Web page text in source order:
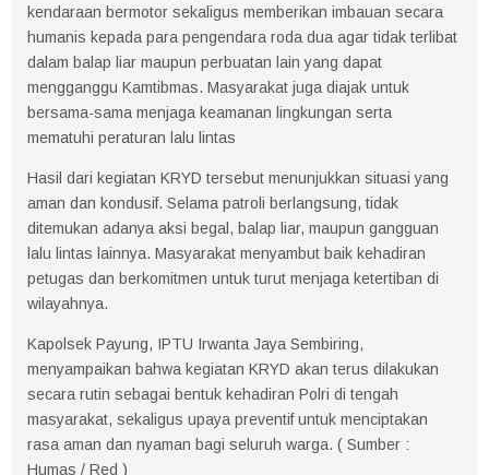
kendaraan bermotor sekaligus memberikan imbauan secara
humanis kepada para pengendara roda dua agar tidak terlibat
dalam balap liar maupun perbuatan lain yang dapat
mengganggu Kamtibmas. Masyarakat juga diajak untuk
bersama-sama menjaga keamanan lingkungan serta
mematuhi peraturan lalu lintas
Hasil dari kegiatan KRYD tersebut menunjukkan situasi yang
aman dan kondusif. Selama patroli berlangsung, tidak
ditemukan adanya aksi begal, balap liar, maupun gangguan
lalu lintas lainnya. Masyarakat menyambut baik kehadiran
petugas dan berkomitmen untuk turut menjaga ketertiban di
wilayahnya.
Kapolsek Payung, IPTU Irwanta Jaya Sembiring,
menyampaikan bahwa kegiatan KRYD akan terus dilakukan
secara rutin sebagai bentuk kehadiran Polri di tengah
masyarakat, sekaligus upaya preventif untuk menciptakan
rasa aman dan nyaman bagi seluruh warga. ( Sumber :
Humas / Red )